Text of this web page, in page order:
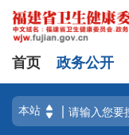
首页 政务公开